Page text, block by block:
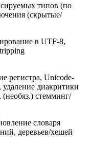
типов (по
(скрытые/
в UTF-8,
регистра, Unicode-
диакритики
стемминг/
словаря
деревьев/хешей